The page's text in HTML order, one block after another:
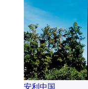
安利中国